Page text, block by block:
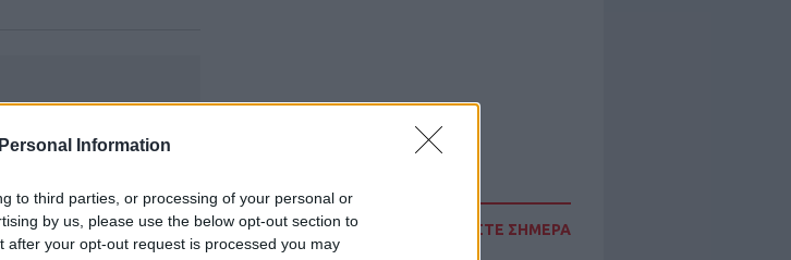
Information
to third parties, or processing of your personal or
by us, please use the below opt-out section to
after your opt-out request is processed you may
ΔΙΑΒΑΣΤΕ ΣΗΜΕΡΑ